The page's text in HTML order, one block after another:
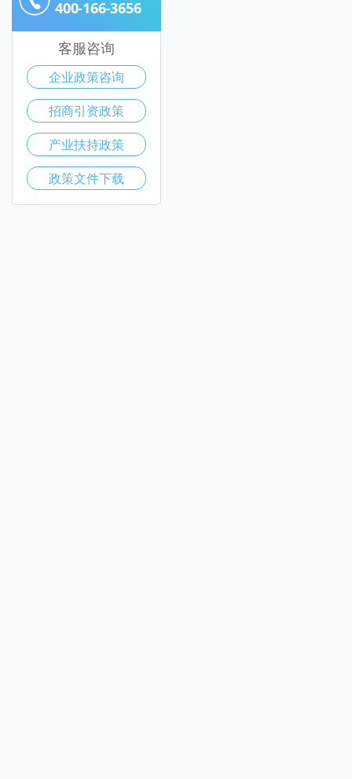
400-166-3656
客服咨询
企业政策咨询
招商引资政策
产业扶持政策
政策文件下载